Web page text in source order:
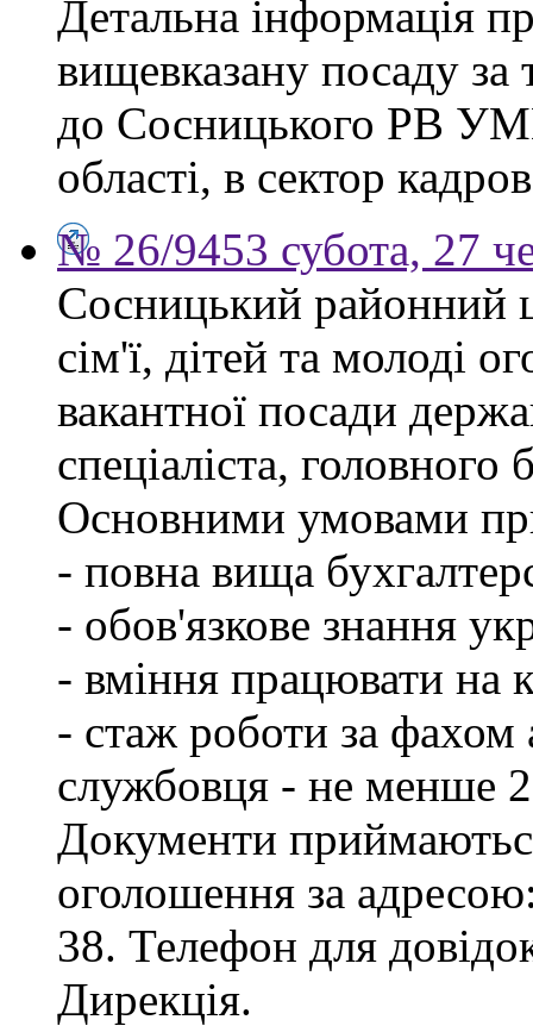
Детальна інформація
вищевказану посаду
до Сосницького РВ
області, в сектор
№ 26/9453 субота, 27
Сосницький районний
сім'ї, дітей та молоді
вакантної посади
спеціаліста, головного
Основними умовами
- повна вища
- обов'язкове знання
- вміння працювати на
- стаж роботи за фахом
службовця - не менше 2
Документи
оголошення за
38. Телефон для
Дирекція.